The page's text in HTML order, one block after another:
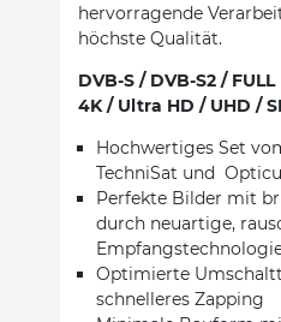
hervorragende
höchste Qualität.
DVB-S / DVB-S2 /
4K / Ultra HD / UHD /
Hochwertiges Set
TechniSat und
Perfekte Bilder mit
durch neuartige,
Optimierte
schnelleres Zapping